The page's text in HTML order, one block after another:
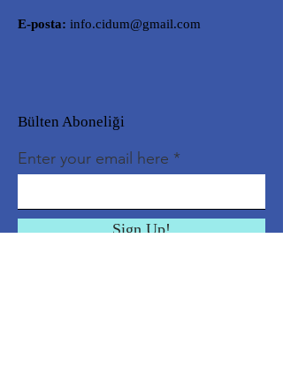
E-posta: info.cidum@gmail.com
Bülten Aboneliği
Enter your email here
Sign Up!